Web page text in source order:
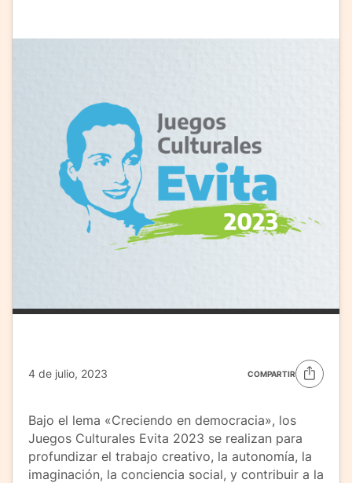
4 de julio, 2023 COMPARTIR
Bajo el lema «Creciendo en democracia», los
Juegos Culturales Evita 2023 se realizan para
profundizar el trabajo creativo, la autonomía, la
imaginación, la conciencia social, y contribuir a la